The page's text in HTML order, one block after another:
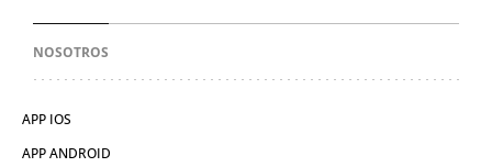
NOSOTROS
APP IOS
APP ANDROID